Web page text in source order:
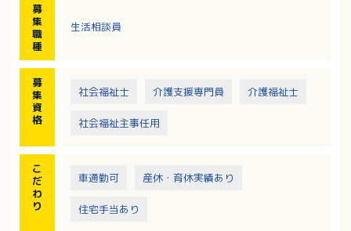
募
集
職
種
生活相談員
募
集
資
格
社会福祉士 介護支援専門員 介護福祉士
社会福祉主事任用
こ
だ
わ
り
車通勤可 産休・育休実績あり
住宅手当あり